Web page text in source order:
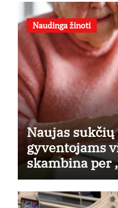
Naudinga žinoti
Naujas
gyventojams
skambina per